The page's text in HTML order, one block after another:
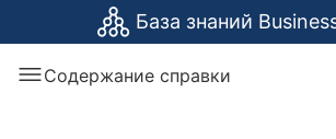
База знаний
Содержание справки